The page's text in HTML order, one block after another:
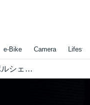
e-Bike Camera
朝だ！ため息だ！ポルシェの希少モデルトップ5だ！